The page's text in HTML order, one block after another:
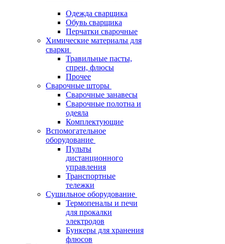
Одежда сварщика
Обувь сварщика
Перчатки сварочные
Химические материалы для
сварки
Травильные пасты,
спреи, флюсы
Прочее
Сварочные шторы
Сварочные занавесы
Сварочные полотна и
одеяла
Комплектующие
Вспомогательное
оборудование
Пульты
дистанционного
управления
Транспортные
тележки
Сушильное оборудование
Термопеналы и печи
для прокалки
электродов
Бункеры для хранения
флюсов